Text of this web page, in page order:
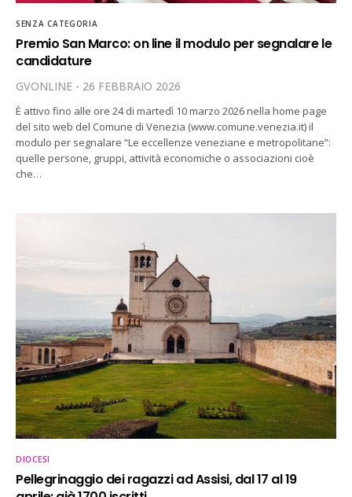
SENZA CATEGORIA
Premio San Marco: on line il modulo per segnalare le
candidature
GVONLINE 26 FEBBRAIO 2026
È attivo fino alle ore 24 di martedì 10 marzo 2026 nella home page
del sito web del Comune di Venezia (www.comune.venezia.it) il
modulo per segnalare “Le eccellenze veneziane e metropolitane”:
quelle persone, gruppi, attività economiche o associazioni cioè
che…
DIOCESI
Pellegrinaggio dei ragazzi ad Assisi, dal 17 al 19